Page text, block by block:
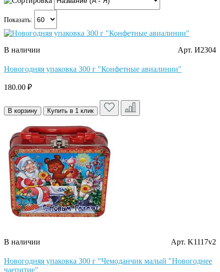
Показать:
В наличии Арт. И2304
Новогодняя упаковка 300 г "Конфетные авиалинии"
180.00 ₽
В корзину Купить в 1 клик
В наличии Арт. K1117v2
Новогодняя упаковка 300 г "Чемоданчик малый "Новогоднее
чаепитие"